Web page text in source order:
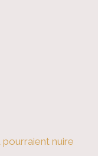
pourraient nuire